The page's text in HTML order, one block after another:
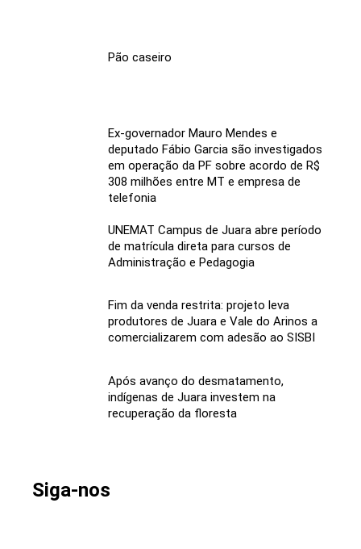
Pão caseiro
Ex-governador Mauro Mendes e
deputado Fábio Garcia são investigados
em operação da PF sobre acordo de R$
308 milhões entre MT e empresa de
telefonia
UNEMAT Campus de Juara abre período
de matrícula direta para cursos de
Administração e Pedagogia
Fim da venda restrita: projeto leva
produtores de Juara e Vale do Arinos a
comercializarem com adesão ao SISBI
Após avanço do desmatamento,
indígenas de Juara investem na
recuperação da floresta
Siga-nos